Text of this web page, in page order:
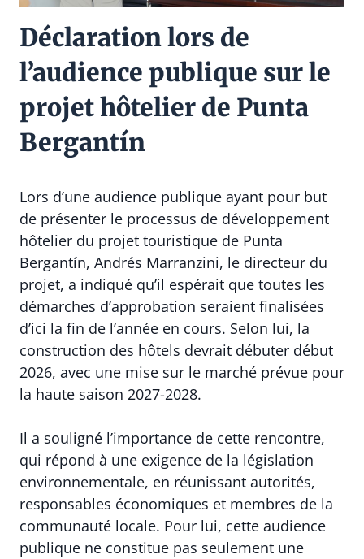
Déclaration lors de
l’audience publique sur le
projet hôtelier de Punta
Bergantín
Lors d’une audience publique ayant pour but
de présenter le processus de développement
hôtelier du projet touristique de Punta
Bergantín, Andrés Marranzini, le directeur du
projet, a indiqué qu’il espérait que toutes les
démarches d’approbation seraient finalisées
d’ici la fin de l’année en cours. Selon lui, la
construction des hôtels devrait débuter début
2026, avec une mise sur le marché prévue pour
la haute saison 2027-2028.
Il a souligné l’importance de cette rencontre,
qui répond à une exigence de la législation
environnementale, en réunissant autorités,
responsables économiques et membres de la
communauté locale. Pour lui, cette audience
publique ne constitue pas seulement une